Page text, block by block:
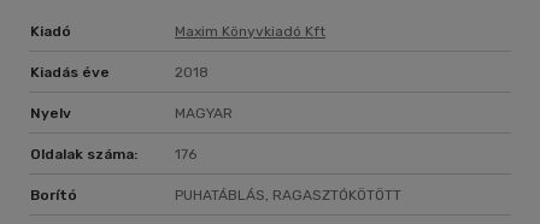
Kiadó Maxim Könyvkiadó Kft
Kiadás éve 2018
Nyelv MAGYAR
Oldalak száma: 176
Borító PUHATÁBLÁS, RAGASZTÓKÖTÖTT